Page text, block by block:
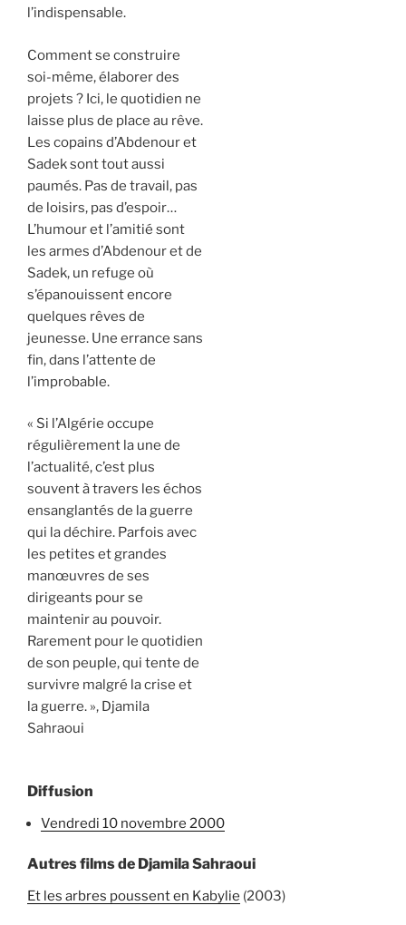
l’indispensable.
Comment se construire
soi-même, élaborer des
projets ? Ici, le quotidien ne
laisse plus de place au rêve.
Les copains d’Abdenour et
Sadek sont tout aussi
paumés. Pas de travail, pas
de loisirs, pas d’espoir…
L’humour et l’amitié sont
les armes d’Abdenour et de
Sadek, un refuge où
s’épanouissent encore
quelques rêves de
jeunesse. Une errance sans
fin, dans l’attente de
l’improbable.
« Si l’Algérie occupe
régulièrement la une de
l’actualité, c’est plus
souvent à travers les échos
ensanglantés de la guerre
qui la déchire. Parfois avec
les petites et grandes
manœuvres de ses
dirigeants pour se
maintenir au pouvoir.
Rarement pour le quotidien
de son peuple, qui tente de
survivre malgré la crise et
la guerre. », Djamila
Sahraoui
Diffusion
vendredi 10 novembre 2000
Autres films de Djamila Sahraoui
Et les arbres poussent en Kabylie (2003)